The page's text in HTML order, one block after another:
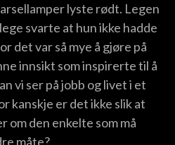
lyste rødt. Legen
svarte at hun ikke hadde
det var så mye å gjøre på
innsikt som inspirerte til å
vi ser på jobb og livet i et
kanskje er det ikke slik at
den enkelte som må
måte?